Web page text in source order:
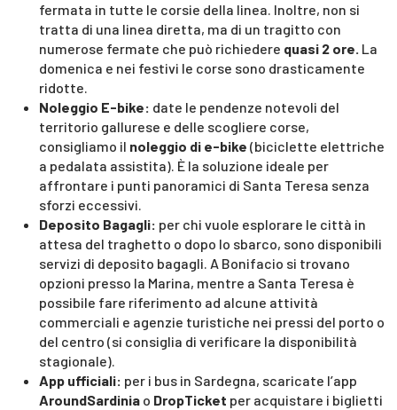
fermata in tutte le corsie della linea. Inoltre, non si
tratta di una linea diretta, ma di un tragitto con
numerose fermate che può richiedere quasi 2 ore. La
domenica e nei festivi le corse sono drasticamente
ridotte.
Noleggio E-bike: date le pendenze notevoli del
territorio gallurese e delle scogliere corse,
consigliamo il noleggio di e-bike (biciclette elettriche
a pedalata assistita). È la soluzione ideale per
affrontare i punti panoramici di Santa Teresa senza
sforzi eccessivi.
Deposito Bagagli: per chi vuole esplorare le città in
attesa del traghetto o dopo lo sbarco, sono disponibili
servizi di deposito bagagli. A Bonifacio si trovano
opzioni presso la Marina, mentre a Santa Teresa è
possibile fare riferimento ad alcune attività
commerciali e agenzie turistiche nei pressi del porto o
del centro (si consiglia di verificare la disponibilità
stagionale).
App ufficiali: per i bus in Sardegna, scaricate l’app
AroundSardinia o DropTicket per acquistare i biglietti